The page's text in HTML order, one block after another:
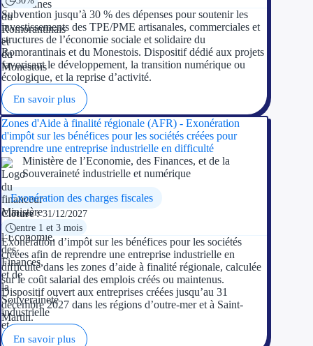
Subvention jusqu’à 30 % des dépenses pour soutenir les
investissements des TPE/PME artisanales, commerciales et
structures de l’économie sociale et solidaire du
Romorantinais et du Monestois. Dispositif dédié aux projets
favorisant le développement, la transition numérique ou
écologique, et la reprise d’activité.
En savoir plus
Zones d'Aide à finalité régionale (AFR) - Exonération
d'impôt sur les bénéfices pour les sociétés créées pour
reprendre une entreprise industrielle en difficulté
Ministère de l’Economie, des Finances, et de la
Souveraineté industrielle et numérique
Exonération des charges fiscales
Clôture :31/12/2027
entre 1 et 3 mois
Exonération d’impôt sur les bénéfices pour les sociétés
créées afin de reprendre une entreprise industrielle en
difficulté dans les zones d’aide à finalité régionale, calculée
sur le coût salarial des emplois créés ou maintenus.
Dispositif ouvert aux entreprises créées jusqu’au 31
décembre 2027 dans les régions d’outre-mer et à Saint-
Martin.
En savoir plus